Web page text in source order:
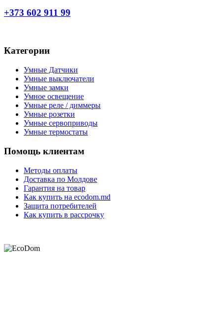
+373 602 911 99
Категории
Умные Датчики
Умные выключатели
Умные замки
Умное освещение
Умные реле / диммеры
Умные розетки
Умные сервоприводы
Умные термостаты
Помощь клиентам
Методы оплаты
Доставка по Молдове
Гарантия на товар
Как купить на ecodom.md
Защита потребителей
Как купить в рассрочку